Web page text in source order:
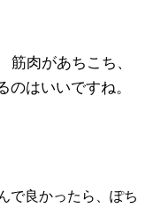
肉があちこち、
のはいいですね。
で良かったら、ぽち